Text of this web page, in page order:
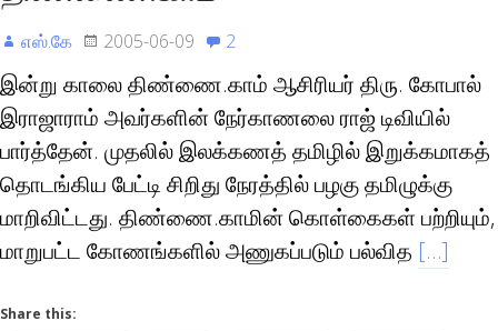
எஸ்.கே 2005-06-09 2
இன்று காலை திண்ணை.காம் ஆசிரியர் திரு. கோபால்
இராஜாராம் அவர்களின் நேர்காணலை ராஜ் டிவியில்
பார்த்தேன். முதலில் இலக்கணத் தமிழில் இறுக்கமாகத்
தொடங்கிய பேட்டி சிறிது நேரத்தில் பழகு தமிழுக்கு
மாறிவிட்டது. திண்ணை.காமின் கொள்கைகள் பற்றியும்,
மாறுபட்ட கோணங்களில் அணுகப்படும் பல்வித […]
Share this: